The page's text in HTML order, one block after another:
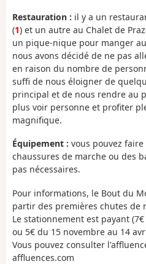
Restauration : il y a un
(1) et un autre au Chalet de
un pique-nique pour manger
nous avons décidé de ne pas
en raison du nombre de
suffi de nous éloigner de
principal et de nous rendre au
plus voir personne et profiter
magnifique.
Équipement : vous pouvez
chaussures de marche ou des
pas nécessaires.
Pour informations, le Bout du
partir des premières chutes de
Le stationnement est payant
ou 5€ du 15 novembre au 14
Vous pouvez consulter
affluences.com